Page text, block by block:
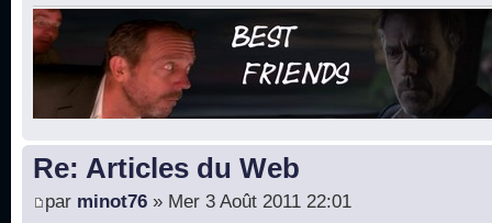
Re: Articles du Web
par minot76 » Mer 3 Août 2011 22:01